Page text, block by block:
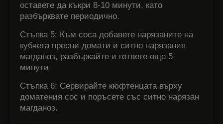
оставете да къкри 8-10 минути, като
разбърквате периодично.
Стъпка 5: Към соса добавете нарязаните на
кубчета пресни домати и ситно нарязания
магданоз, разбъркайте и гответе още 5
минути.
Стъпка 6: Сервирайте кюфтенцата върху
доматения сос и поръсете със ситно нарязан
магданоз.